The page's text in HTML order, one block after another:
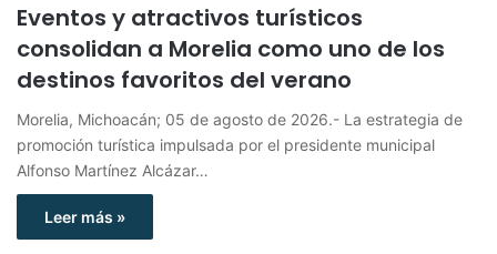
Eventos y atractivos turísticos
consolidan a Morelia como uno de los
destinos favoritos del verano
Morelia, Michoacán; 05 de agosto de 2026.- La estrategia de
promoción turística impulsada por el presidente municipal
Alfonso Martínez Alcázar…
Leer más »